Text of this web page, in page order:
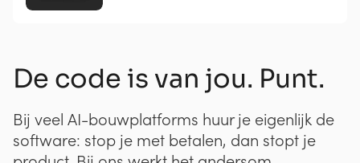
De code is van jou. Punt.
Bij veel AI-bouwplatforms huur je eigenlijk de
software: stop je met betalen, dan stopt je